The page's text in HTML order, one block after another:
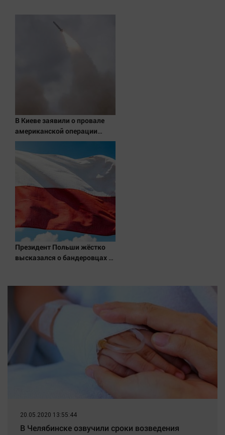
В Киеве заявили о провале
американской операции
«Убей лучника» против
России
Президент Польши жёстко
высказался о бандеровцах и
20.05.2020 13:55:44
В Челябинске озвучили сроки возведения